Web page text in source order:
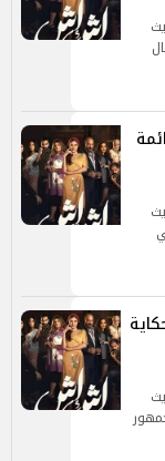
في رمضان 2025 حيث
في رمضان 2025 حيث
حكاية
في رمضان 2025 حيث